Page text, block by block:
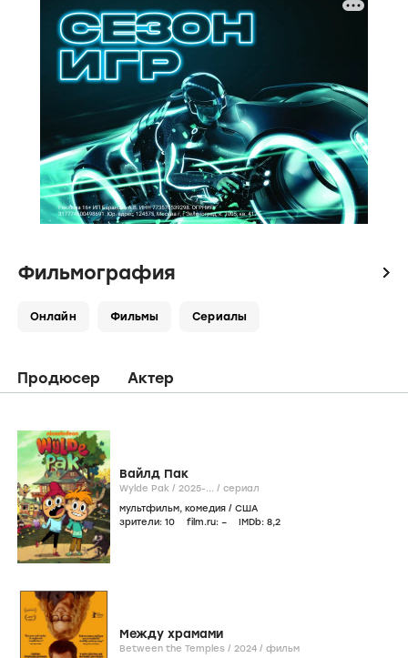
Фильмография icon
Онлайн Фильмы Сериалы
Продюсер Актер
Вайлд Пак
Wylde Pak / 2025-... / сериал
мультфильм, комедия / США
зрители: 10 film.ru: – IMDb: 8,2
Между храмами
Between the Temples / 2024 / фильм